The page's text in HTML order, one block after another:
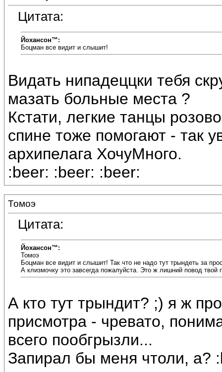
Цитата:
Йохансон™:
Боцман все видит и слышит!
Видать нипадеццки тебя
мазать больные места ?
Кстати, легкие танцы
спине тоже помогают - так
архипелага ХочуМного.
:beer: :beer: :beer:
Томоэ
Цитата:
Йохансон™:
Томоэ
Боцман все видит и слышит! Так что не надо тут трындеть за
А клизмочку это завсегда пожалуйста. Это ж лишний повод твой
А кто тут трындит? ;) я ж
присмотра - чревато,
всего пообгрызли...
Запирал бы меня чтоли, а?